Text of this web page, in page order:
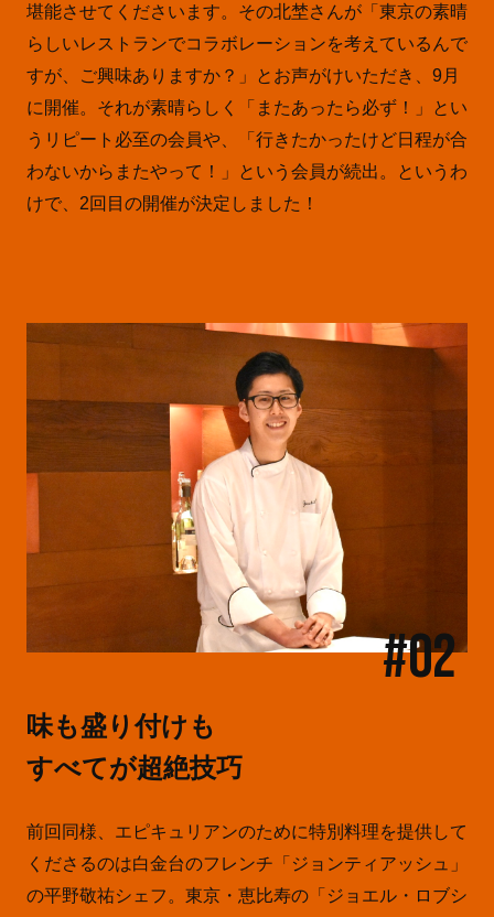
堪能させてくださいます。その北埜さんが「東京の素晴
らしいレストランでコラボレーションを考えているんで
すが、ご興味ありますか？」とお声がけいただき、9月
に開催。それが素晴らしく「またあったら必ず！」とい
うリピート必至の会員や、「行きたかったけど日程が合
わないからまたやって！」という会員が続出。というわ
けで、2回目の開催が決定しました！
#02
味も盛り付けも
すべてが超絶技巧
前回同様、エピキュリアンのために特別料理を提供して
くださるのは白金台のフレンチ「ジョンティアッシュ」
の平野敬祐シェフ。東京・恵比寿の「ジョエル・ロブシ